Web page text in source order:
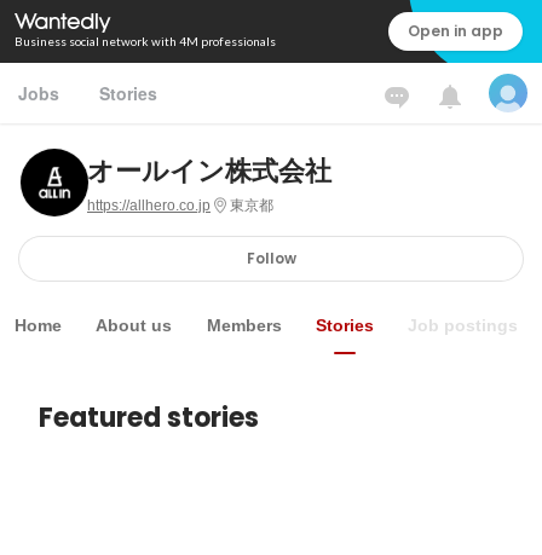
Business social network with 4M professionals Open in app
Jobs Stories
オールイン株式会社
https://allhero.co.jp 東京都
Follow
Home About us Members Stories Job postings
Featured stories